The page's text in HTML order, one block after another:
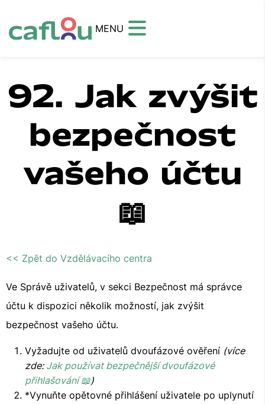
MENU
92. Jak zvýšit
bezpečnost
vašeho účtu
📖
<< Zpět do Vzdělávacího centra
Ve Správě uživatelů, v sekci Bezpečnost má správce
účtu k dispozici několik možností, jak zvýšit
bezpečnost vašeho účtu.
Vyžadujte od uživatelů dvoufázové ověření (více
zde: Jak používat bezpečnější dvoufázové
přihlašování 📖)
*Vynuňte opětovné přihlášení uživatele po uplynutí